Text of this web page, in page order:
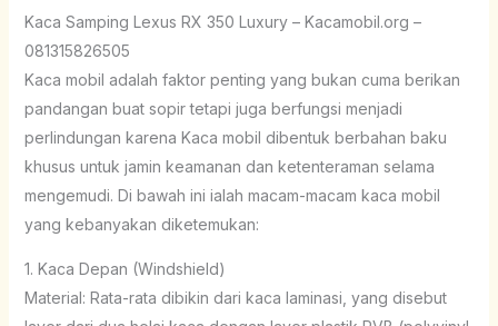
Kaca Samping Lexus RX 350 Luxury – Kacamobil.org –
081315826505
Kaca mobil adalah faktor penting yang bukan cuma berikan
pandangan buat sopir tetapi juga berfungsi menjadi
perlindungan karena Kaca mobil dibentuk berbahan baku
khusus untuk jamin keamanan dan ketenteraman selama
mengemudi. Di bawah ini ialah macam-macam kaca mobil
yang kebanyakan diketemukan:
1. Kaca Depan (Windshield)
Material: Rata-rata dibikin dari kaca laminasi, yang disebut